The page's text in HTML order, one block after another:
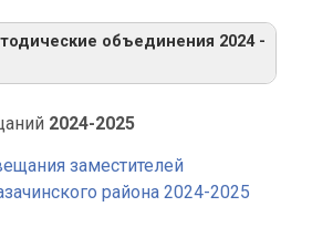
объединения 2024 -
2024-2025
заместителей
района 2024-2025